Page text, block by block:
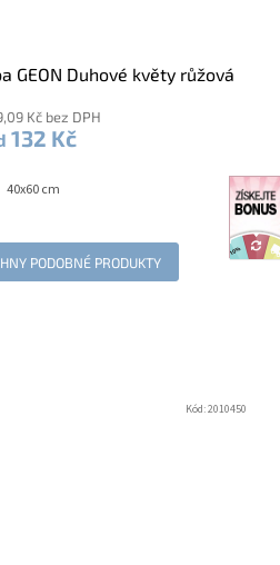
Kód:2010450
GEON Duhové květy růžová
Kč bez DPH
132 Kč
40x60 cm
PODOBNÉ PRODUKTY